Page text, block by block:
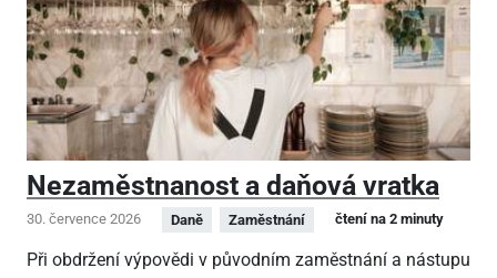
Nezaměstnanost a daňová vratka
30. července 2026 Daně Zaměstnání čtení na 2 minuty
Při obdržení výpovědi v původním zaměstnání a nástupu